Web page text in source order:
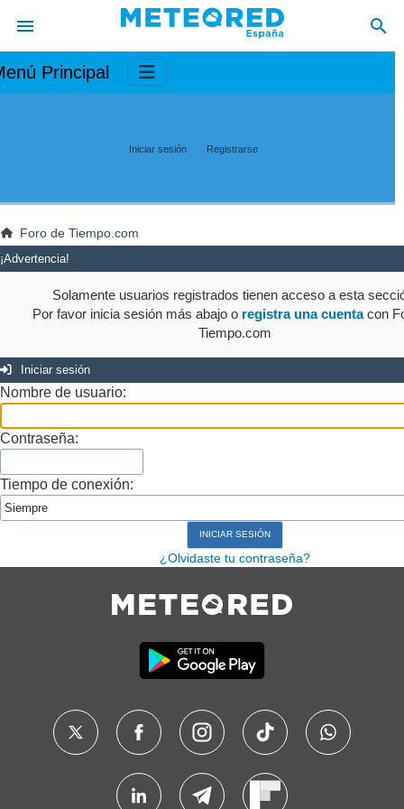
Principal
Iniciar sesión Registrarse
Foro de Tiempo.com
¡Advertencia!
Solamente usuarios registrados tienen acceso a esta
Por favor inicia sesión más abajo o registra una cuentacon
Tiempo.com
Iniciar sesión
Nombre de usuario:
Contraseña:
Tiempo de conexión:
¿Olvidaste tu contraseña?